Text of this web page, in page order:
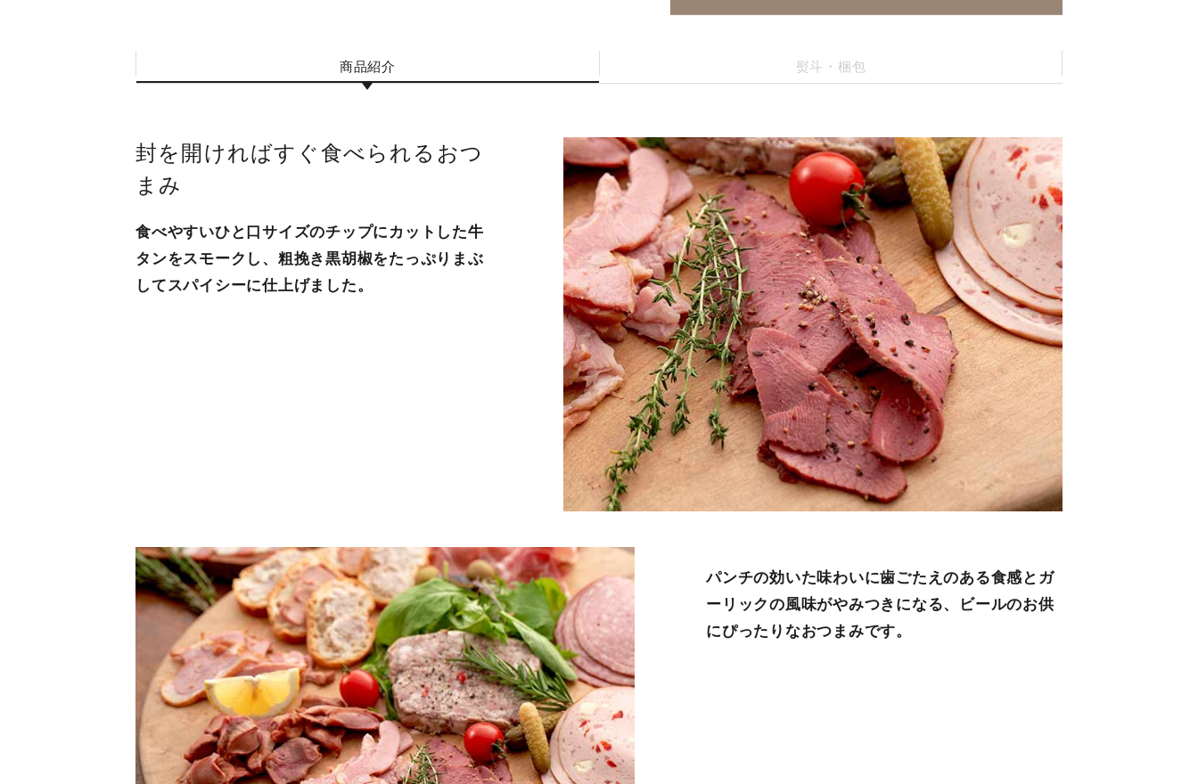
商品紹介 熨斗・梱包
封を開ければすぐ食べられるおつ
まみ
食べやすいひと口サイズのチップにカットした牛
タンをスモークし、粗挽き黒胡椒をたっぷりまぶ
してスパイシーに仕上げました。
パンチの効いた味わいに歯ごたえのある食感とガ
ーリックの風味がやみつきになる、ビールのお供
にぴったりなおつまみです。